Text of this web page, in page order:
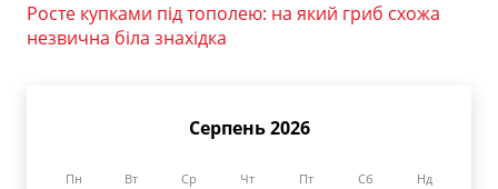
Росте купками під тополею: на який гриб схожа
незвична біла знахідка
Серпень 2026
Пн Вт Ср Чт Пт Сб Нд